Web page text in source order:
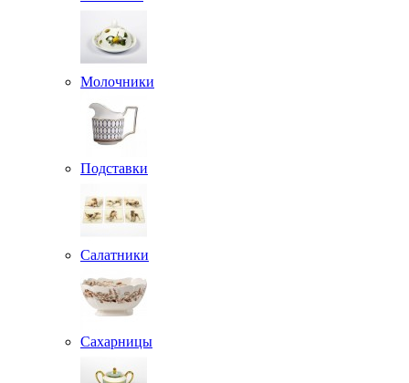
Молочники
Подставки
Салатники
Сахарницы